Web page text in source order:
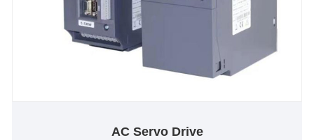
AC Servo Drive